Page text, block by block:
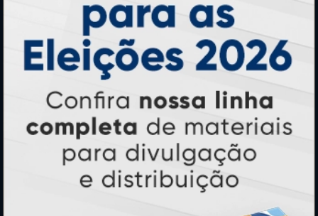
PRODUTOS
Adesivos
Pastas
Cartão de Visita
Folder, Flyer e Panfleto
Banners e Lonas
Calendários 2027